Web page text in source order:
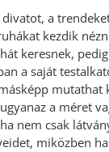
a
kezdik
keresnek,
a saját
mutathat
a méret
nem csak
miközben